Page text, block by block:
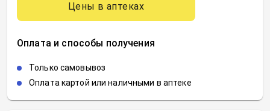
Цены в аптеках
Оплата и способы получения
Только самовывоз
Оплата картой или наличными в аптеке